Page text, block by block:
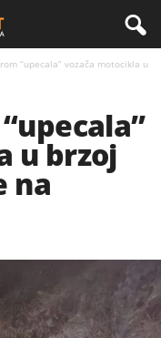
“upecala” vozača motocikla u
u brzoj
na